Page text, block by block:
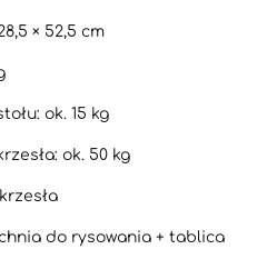
× 52,5 cm
ok. 15 kg
ok. 50 kg
do rysowania + tablica